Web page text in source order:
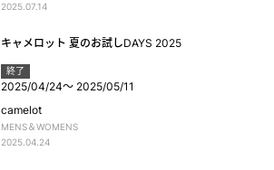
2025.07.14
キャメロット 夏のお試しDAYS 2025
終了
2025/04/24～ 2025/05/11
camelot
MENS＆WOMENS
2025.04.24